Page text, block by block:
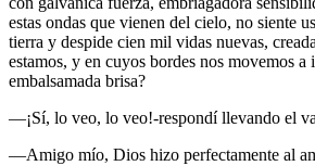
estas ondas que vienen del cielo, no siente
tierra y despide cien mil vidas nuevas,
estamos, y en cuyos bordes nos movemos a
embalsamada brisa?
—¡Sí, lo veo, lo veo!-respondí llevando el
—Amigo mío, Dios hizo perfectamente al